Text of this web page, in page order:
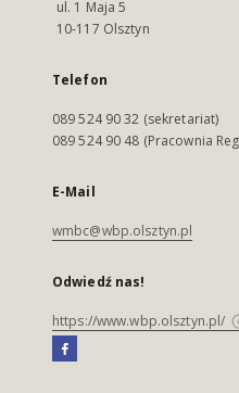
ul. 1 Maja 5
10-117 Olsztyn
Telefon
089 524 90 32 (sekretariat)
089 524 90 48 (Pracownia
E-Mail
wmbc@wbp.olsztyn.pl
Odwiedź nas!
https://www.wbp.olsztyn.pl/